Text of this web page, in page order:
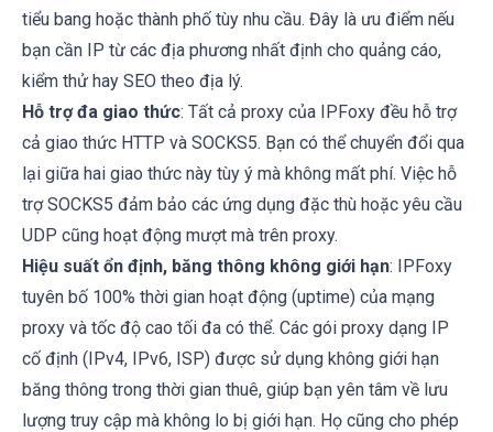
tiểu bang hoặc thành phố tùy nhu cầu. Đây là ưu điểm nếu
bạn cần IP từ các địa phương nhất định cho quảng cáo,
kiểm thử hay SEO theo địa lý.
Hỗ trợ đa giao thức: Tất cả proxy của IPFoxy đều hỗ trợ
cả giao thức HTTP và SOCKS5. Bạn có thể chuyển đổi qua
lại giữa hai giao thức này tùy ý mà không mất phí. Việc hỗ
trợ SOCKS5 đảm bảo các ứng dụng đặc thù hoặc yêu cầu
UDP cũng hoạt động mượt mà trên proxy.
Hiệu suất ổn định, băng thông không giới hạn: IPFoxy
tuyên bố 100% thời gian hoạt động (uptime) của mạng
proxy và tốc độ cao tối đa có thể. Các gói proxy dạng IP
cố định (IPv4, IPv6, ISP) được sử dụng không giới hạn
băng thông trong thời gian thuê, giúp bạn yên tâm về lưu
lượng truy cập mà không lo bị giới hạn. Họ cũng cho phép